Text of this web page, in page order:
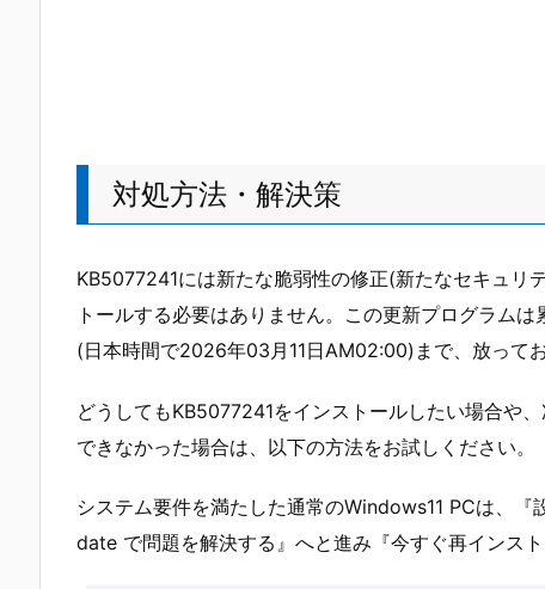
対処方法・解決策
KB5077241には新たな脆弱性の修正(新たなセキュリ
トールする必要はありません。この更新プログラム
(日本時間で2026年03月11日AM02:00)まで、放って
どうしてもKB5077241をインストールしたい場合や
できなかった場合は、以下の方法をお試しください。
システム要件を満たした通常のWindows11 PCは
date で問題を解決する』へと進み『今すぐ再インスト